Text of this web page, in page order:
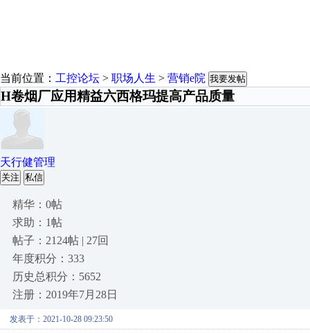
当前位置： 工控论坛 > 职场人生 > 营销e院 我要发帖
H卷烟厂应用精益六西格玛提高产品质量
天行健管理
关注 私信
精华：0帖
求助：1帖
帖子：2124帖 | 27回
年度积分：333
历史总积分：5652
注册：2019年7月28日
发表于：2021-10-28 09:23:50